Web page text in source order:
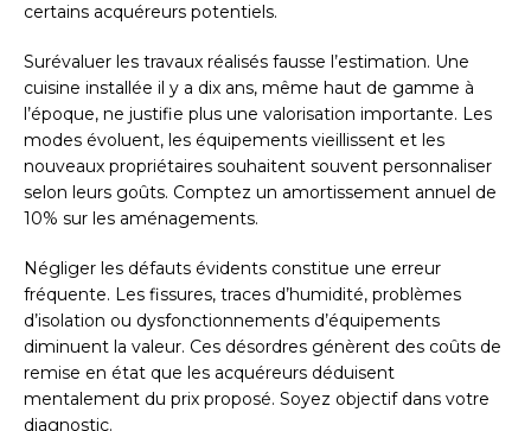
certains acquéreurs potentiels.
Surévaluer les travaux réalisés fausse l’estimation. Une
cuisine installée il y a dix ans, même haut de gamme à
l’époque, ne justifie plus une valorisation importante. Les
modes évoluent, les équipements vieillissent et les
nouveaux propriétaires souhaitent souvent personnaliser
selon leurs goûts. Comptez un amortissement annuel de
10% sur les aménagements.
Négliger les défauts évidents constitue une erreur
fréquente. Les fissures, traces d’humidité, problèmes
d’isolation ou dysfonctionnements d’équipements
diminuent la valeur. Ces désordres génèrent des coûts de
remise en état que les acquéreurs déduisent
mentalement du prix proposé. Soyez objectif dans votre
diagnostic.